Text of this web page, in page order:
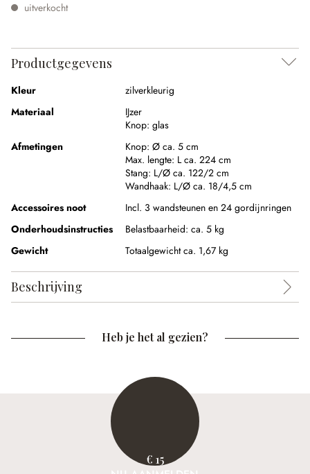
uitverkocht
Productgegevens
Kleur
zilverkleurig
Materiaal
IJzer
Knop: glas
Afmetingen
Knop: Ø ca. 5 cm
Max. lengte: L ca. 224 cm
Stang: L/Ø ca. 122/2 cm
Wandhaak: L/Ø ca. 18/4,5 cm
Accessoires noot
Incl. 3 wandsteunen en 24 gordijnringen
Onderhoudsinstructies
Belastbaarheid: ca. 5 kg
Gewicht
Totaalgewicht ca. 1,67 kg
Beschrijving
Heb je het al gezien?
€ 15